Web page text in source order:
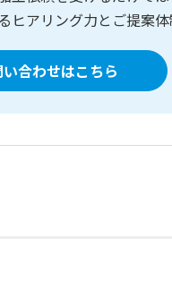
ヒアリング力とご提案体
合わせはこちら